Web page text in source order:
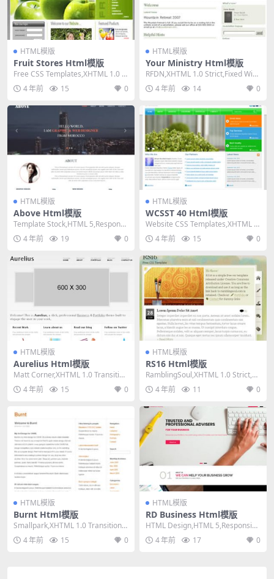
HTML模版
Fruit Stores Html模版
Free CSS Templates,XHTML 1.0 Tr
ansitiona...
4 年前 15 0
HTML模版
Your Ministry Html模版
RFDN,XHTML 1.0 Strict,Fixed Widt
h, 2 Col...
4 年前 14 0
HTML模版
Above Html模版
Template Stock,HTML 5,Responsi
ve, 4 Colu...
4 年前 19 0
HTML模版
WCSST 40 Html模版
Website CSS Templates,XHTML 1.
0 Transiti...
4 年前 15 0
HTML模版
Aurelius Html模版
Matt Corner,XHTML 1.0 Transition
al,Fixed...
4 年前 15 0
HTML模版
RS16 Html模版
RamblingSoul,XHTML 1.0 Strict,Fi
xed Widt...
4 年前 11 0
HTML模版
Burnt Html模版
Smallpark,XHTML 1.0 Transitiona
l,Fixed W...
4 年前 15 0
HTML模版
RD Business Html模版
HTML Design,HTML 5,Responsiv
e, 4 Columns...
4 年前 17 0